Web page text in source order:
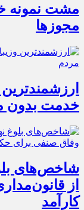
مشت نمونه
مجوزها
خدمت بدون
شاخص‌های
از
کارآمد